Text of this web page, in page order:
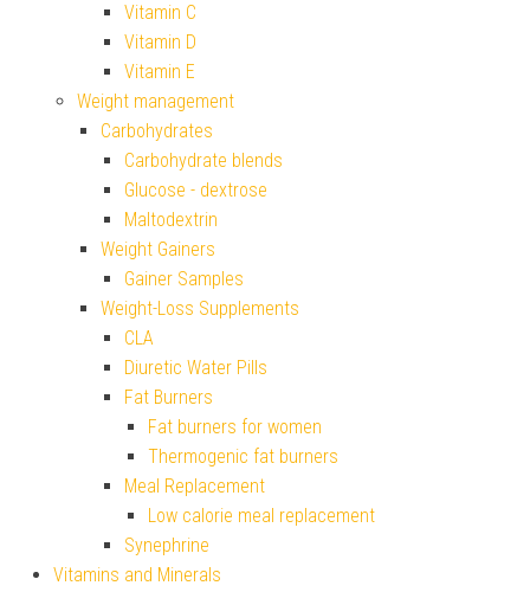
Vitamin C
Vitamin D
Vitamin E
Weight management
Carbohydrates
Carbohydrate blends
Glucose - dextrose
Maltodextrin
Weight Gainers
Gainer Samples
Weight-Loss Supplements
CLA
Diuretic Water Pills
Fat Burners
Fat burners for women
Thermogenic fat burners
Meal Replacement
Low calorie meal replacement
Synephrine
Vitamins and Minerals